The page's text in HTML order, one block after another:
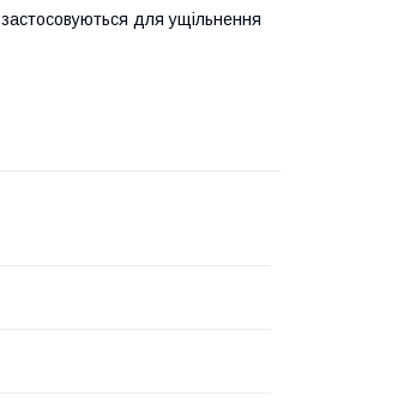
для ущільнення